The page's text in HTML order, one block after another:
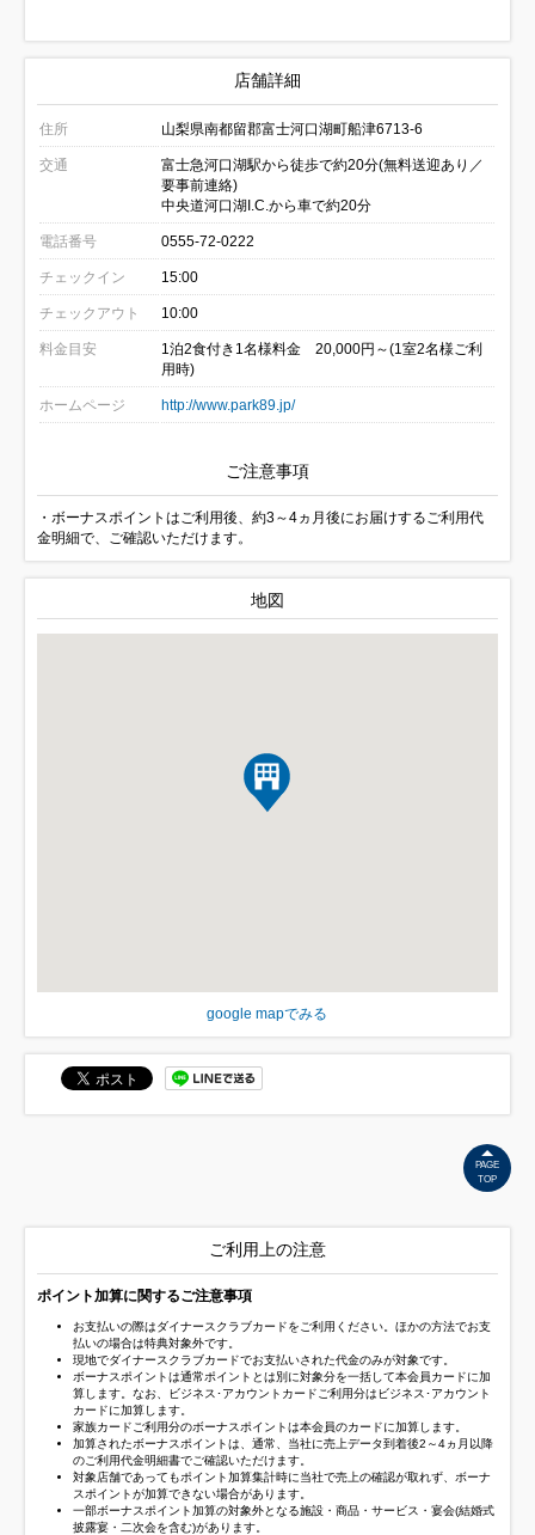
店舗詳細
住所 山梨県南都留郡富士河口湖町船津6713-6
交通
富士急河口湖駅から徒歩で約20分(無料送迎あり／
要事前連絡)
中央道河口湖I.C.から車で約20分
電話番号 0555-72-0222
チェックイン 15:00
チェックアウト 10:00
料金目安
1泊2食付き1名様料金 20,000円～(1室2名様ご利
用時)
ホームページ http://www.park89.jp/
ご注意事項
・ボーナスポイントはご利用後、約3～4ヵ月後にお届けするご利用代
金明細で、ご確認いただけます。
地図
google mapでみる
PAGE
TOP
ご利用上の注意
ポイント加算に関するご注意事項
お支払いの際はダイナースクラブカードをご利用ください。ほかの方法でお支
払いの場合は特典対象外です。
現地でダイナースクラブカードでお支払いされた代金のみが対象です。
ボーナスポイントは通常ポイントとは別に対象分を一括して本会員カードに加
算します。なお、ビジネス･アカウントカードご利用分はビジネス･アカウント
カードに加算します。
家族カードご利用分のボーナスポイントは本会員のカードに加算します。
加算されたボーナスポイントは、通常、当社に売上データ到着後2～4ヵ月以降
のご利用代金明細書でご確認いただけます。
対象店舗であってもポイント加算集計時に当社で売上の確認が取れず、ボーナ
スポイントが加算できない場合があります。
一部ボーナスポイント加算の対象外となる施設・商品・サービス・宴会(結婚式
披露宴・二次会を含む)があります。